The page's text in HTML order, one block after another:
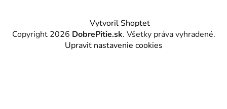
Vytvoril Shoptet
Copyright 2026 DobrePitie.sk. Všetky práva vyhradené.
Upraviť nastavenie cookies